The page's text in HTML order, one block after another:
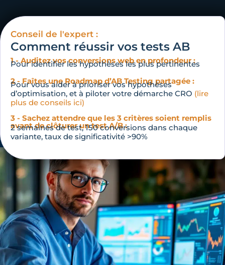
Conseil de l'expert :
Comment réussir vos tests AB
1 - Auditez vos conversions web en profondeur :
Pour identifier les hypothèses les plus pertinentes
2 - Faîtes une Roadmap d’AB Testing partagée :
Pour vous aider à prioriser vos hypothèses
d’optimisation, et à piloter votre démarche CRO (lire
plus de conseils ici)
3 - Sachez attendre que les 3 critères soient remplis
avant de clôturer un test A/B :
2 semaines de test, 150 conversions dans chaque
variante, taux de significativité >90%